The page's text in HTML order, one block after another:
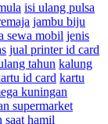
isi ulang pulsa
jambu biju
sewa mobil jenis
jual printer id card
tahun kalung
id card kartu
kuningan
supermarket
saat hamil